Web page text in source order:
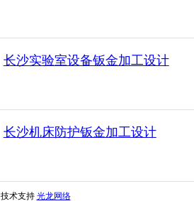
长沙实验室设备钣金加工设计
长沙机床防护钣金加工设计
技术支持 光龙网络